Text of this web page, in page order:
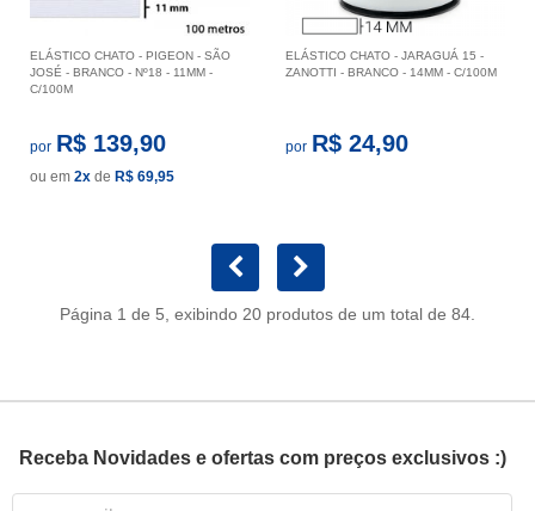
ELÁSTICO CHATO - PIGEON - SÃO
JOSÉ - BRANCO - Nº18 - 11MM -
C/100M
por R$ 139,90
ou em 2x de R$ 69,95
ELÁSTICO CHATO - JARAGUÁ 15 -
ZANOTTI - BRANCO - 14MM - C/100M
por R$ 24,90
Página 1 de 5, exibindo 20 produtos de um total de 84.
Receba Novidades e ofertas com preços exclusivos :)